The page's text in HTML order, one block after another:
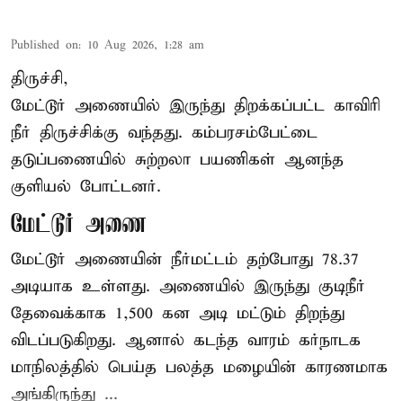
Published on: 10 Aug 2026, 1:28 am
திருச்சி,
மேட்டூர் அணையில் இருந்து திறக்கப்பட்ட காவிரி
நீர் திருச்சிக்கு வந்தது. கம்பரசம்பேட்டை
தடுப்பணையில் சுற்றலா பயணிகள் ஆனந்த
குளியல் போட்டனர்.
மேட்டூர் அணை
மேட்டூர் அணையின் நீர்மட்டம் தற்போது 78.37
அடியாக உள்ளது. அணையில் இருந்து குடிநீர்
தேவைக்காக 1,500 கன அடி மட்டும் திறந்து
விடப்படுகிறது. ஆனால் கடந்த வாரம் கர்நாடக
மாநிலத்தில் பெய்த பலத்த மழையின் காரணமாக
அங்கிருந்து ...